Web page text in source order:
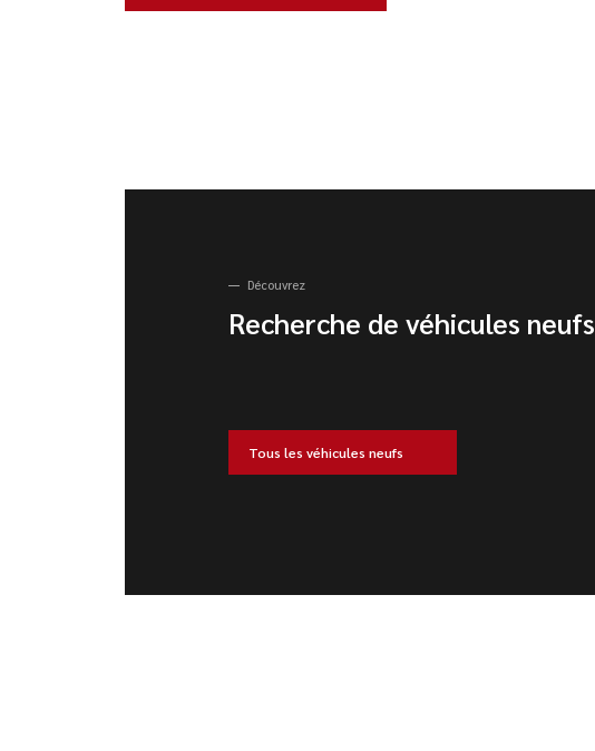
Découvrez
Recherche de véhicules neufs
Tous les véhicules neufs